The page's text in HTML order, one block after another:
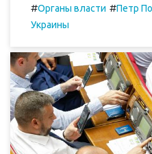
#Органы власти #Петр
Украины